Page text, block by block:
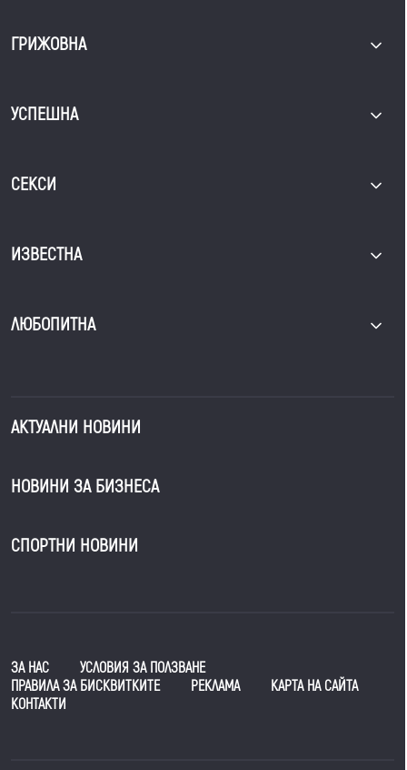
ГРИЖОВНА
УСПЕШНА
СЕКСИ
ИЗВЕСТНА
ЛЮБОПИТНА
АКТУАЛНИ НОВИНИ
НОВИНИ ЗА БИЗНЕСА
СПОРТНИ НОВИНИ
ЗА НАС
УСЛОВИЯ ЗА ПОЛЗВАНЕ
ПРАВИЛА ЗА БИСКВИТКИТЕ
РЕКЛАМА
КАРТА НА САЙТА
КОНТАКТИ